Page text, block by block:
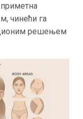
чинећи га
решењем